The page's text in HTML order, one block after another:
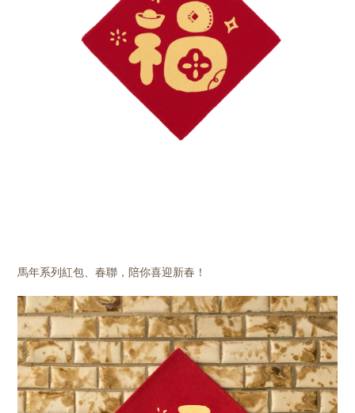
馬年系列紅包、春聯，陪你喜迎新春！